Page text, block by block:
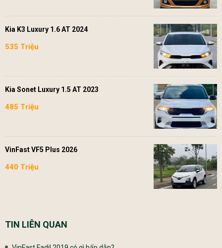
Kia K3 Luxury 1.6 AT 2024
535 Triệu
Kia Sonet Luxury 1.5 AT 2023
485 Triệu
VinFast VF5 Plus 2026
440 Triệu
TIN LIÊN QUAN